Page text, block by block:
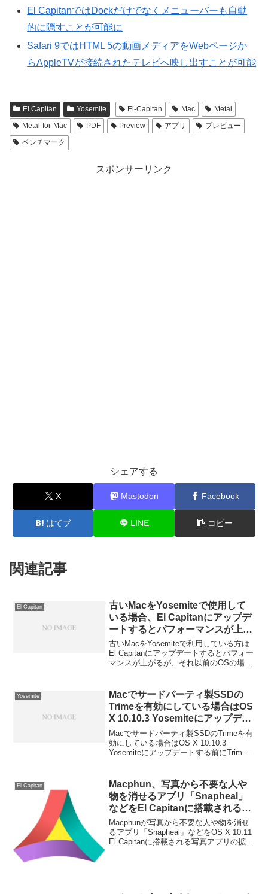
El CapitanではDockだけでなくメニューバーも自動
的に隠すことが可能に
Safari 9ではHTML 5の動画メディアをWebページか
らAppleTVが接続されたテレビへ映し出すことが可能
El Capitan Yosemite El-Capitan Mac
Metal
Metal-for-Mac
PDF Preview アプリ
プレビュー
ベンチマーク
スポンサーリンク
シェアする
X Mastodon Facebook
はてブ LINE コピー
関連記事
El Capitan
古いMacをYosemiteで使用して
いる場合、El Capitanにアップデ
ートするとパフォーマンスが上が
るが、それ以前のOSXではそうで
もない？
古いMacをYosemiteで利用している方は
El Capitanにアップデートするとパフォー
マンスが上がるが、それ以前のOSの場合
Yosemite
Macでサードパーティ製SSDの
Trimeを有効にしている場合はOS
X 10.10.3 Yosemiteにアップデー
トする前にTrim Enablerなどで
TrimをOFFに。
Macでサードパーティ製SSDのTrimeを有
効にしている場合はOS X 10.10.3
Yosemiteにアップデートする前にTrim
El Capitan
Macphun、写真から不要な人や
物を消せるアプリ「Snapheal」
などをEl Capitanに搭載される写
真アプリの拡張機能として提供す
ることを発表。
Macphunが写真から不要な人や物を消せ
るアプリ「Snapheal」などをOS X 10.11
El Capitanに搭載される写真アプリの拡張